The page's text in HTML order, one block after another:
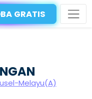
GRATIS
Melayu(A)